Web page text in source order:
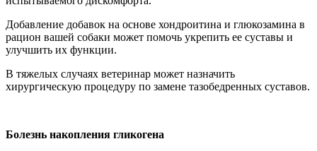
Добавление добавок на основе хондроитина и глюкозамина в
рацион вашей собаки может помочь укрепить ее суставы и
улучшить их функции.
В тяжелых случаях ветеринар может назначить
хирургическую процедуру по замене тазобедренных суставов.
Болезнь накопления гликогена